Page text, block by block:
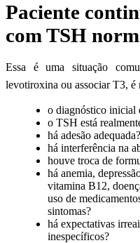
Paciente
com TSH
Essa é uma situação
levotiroxina ou associar T3, é
o diagnóstico inicial
o TSH está
há adesão adequada?
há interferência na
houve troca de
há anemia,
vitamina B12,
uso de
sintomas?
há expectativas
inespecíficos?